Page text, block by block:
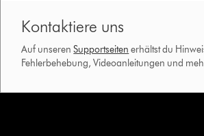
Kontaktiere uns
Auf unserenSupportseiten erhältst du
Fehlerbehebung, Videoanleitungen und